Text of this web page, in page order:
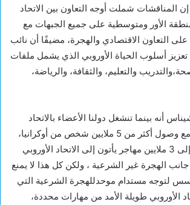
المناقشات شملت أوجه التعاون بين الاتحاد
الأور ومتوسطية على جميع الجبهات مع
التعاون الاقتصادي والهجرة، مضيفًا أن نائب
أسلوب الحياة الأوروبي الذي يشمل ملفات
والتعليم، والثقافة، والرياضة،
أنه بينما تنشغل دولنا الأعضاء بالاتحاد
الأوروبيفي التعامل مع وصول أكثر من 5 ملايين شخص من أوكرانيا،
بالإضافة إلى من 2 إلى 3 ملايين مهاجر يأتون إلى الاتحاد الأوروبي
الهجرة غير الشرعية ، ولكن كل هذا لا يمنع
لتوجه مستدام موحدللهجرة الشرعية التي
الأوروبي طويلة الأمد من مهارات محددة،